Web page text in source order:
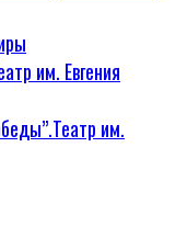
им. Евгения
им.